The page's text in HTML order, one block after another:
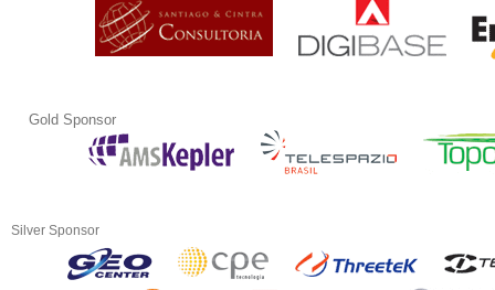
Gold Sponsor
Silver Sponsor